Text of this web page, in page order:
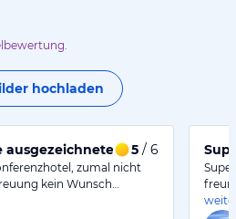
hochladen
ausgezeichnete 5 / 6
zumal nicht
kein Wunsch…